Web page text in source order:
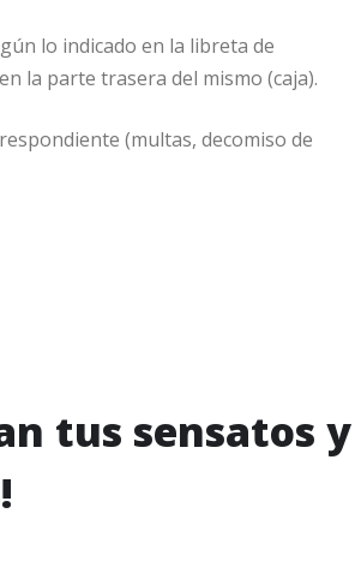
lo indicado en la libreta de
la parte trasera del mismo (caja).
(multas, decomiso de
tus sensatos y